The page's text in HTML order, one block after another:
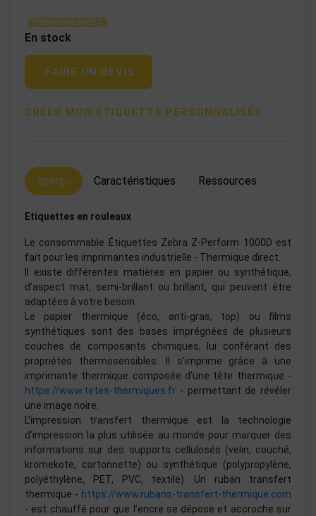
THERMIQUE DIRECT
En stock
FAIRE UN DEVIS
CRÉER MON ÉTIQUETTE PERSONNALISÉE
Aperçu Caractéristiques Ressources
Etiquettes en rouleaux
Le consommable Étiquettes Zebra Z-Perform 1000D est
fait pour les imprimantes industrielle - Thermique direct.
Il existe différentes matières en papier ou synthétique,
d’aspect mat, semi-brillant ou brillant, qui peuvent être
adaptées à votre besoin :
Le papier thermique (éco, anti-gras, top) ou films
synthétiques sont des bases imprégnées de plusieurs
couches de composants chimiques, lui conférant des
propriétés thermosensibles. Il s'imprime grâce à une
imprimante thermique composée d'une tête thermique -
https://www.tetes-thermiques.fr - permettant de révéler
une image noire.
L’impression transfert thermique est la technologie
d’impression la plus utilisée au monde pour marquer des
informations sur des supports cellulosés (velin, couché,
kromekote, cartonnette) ou synthétique (polypropylène,
polyéthylène, PET, PVC, textile). Un ruban transfert
thermique - https://www.rubans-transfert-thermique.com
- est chauffé pour que l’encre se dépose et accroche sur